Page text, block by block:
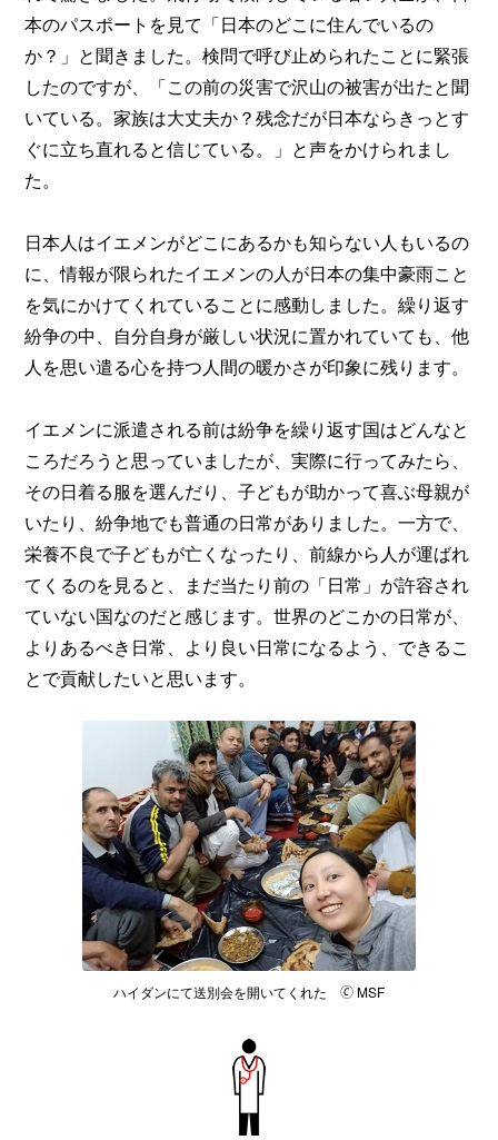
ハイダンにて送別会を開いてくれた 🄫 MSF
本のパスポートを見て「日本のどこに住んでいるの
か？」と聞きました。検問で呼び止められたことに緊張
したのですが、「この前の災害で沢山の被害が出たと聞
いている。家族は大丈夫か？残念だが日本ならきっとす
ぐに立ち直れると信じている。」と声をかけられまし
た。
日本人はイエメンがどこにあるかも知らない人もいるの
に、情報が限られたイエメンの人が日本の集中豪雨こと
を気にかけてくれていることに感動しました。繰り返す
紛争の中、自分自身が厳しい状況に置かれていても、他
人を思い遣る心を持つ人間の暖かさが印象に残ります。
イエメンに派遣される前は紛争を繰り返す国はどんなと
ころだろうと思っていましたが、実際に行ってみたら、
その日着る服を選んだり、子どもが助かって喜ぶ母親が
いたり、紛争地でも普通の日常がありました。一方で、
栄養不良で子どもが亡くなったり、前線から人が運ばれ
てくるのを見ると、まだ当たり前の「日常」が許容され
ていない国なのだと感じます。世界のどこかの日常が、
よりあるべき日常、より良い日常になるよう、できるこ
とで貢献したいと思います。